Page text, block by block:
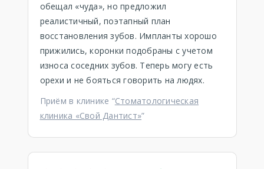
обещал «чуда», но предложил
реалистичный, поэтапный план
восстановления зубов. Импланты хорошо
прижились, коронки подобраны с учетом
износа соседних зубов. Теперь могу есть
орехи и не бояться говорить на людях.
Приём в клинике “Стоматологическая
клиника «Свой Дантист»”